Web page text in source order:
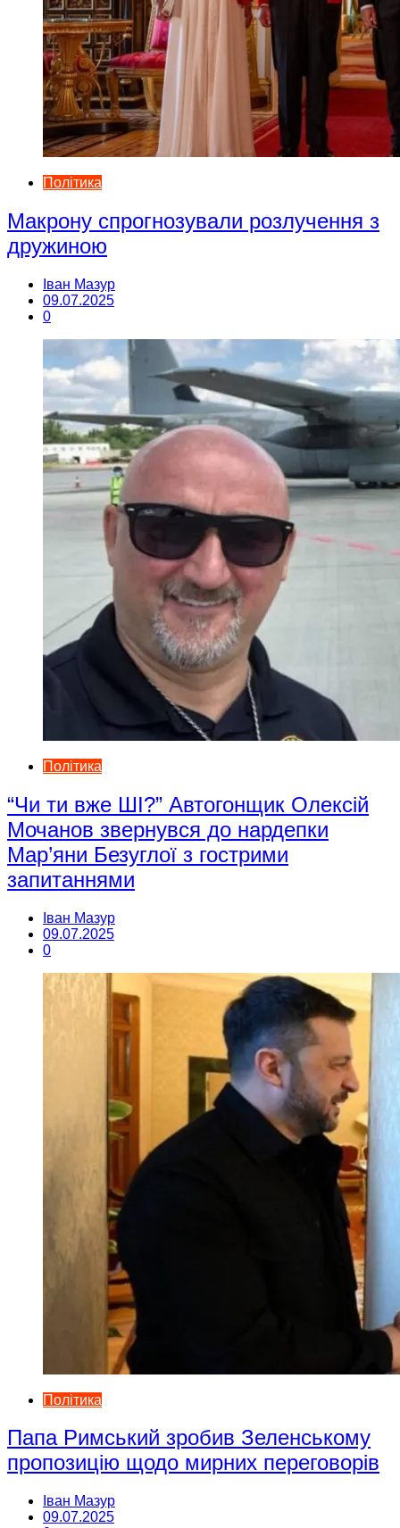
Політика
Макрону спрогнозували розлучення з
дружиною
Іван Мазур
09.07.2025
0
Політика
“Чи ти вже ШІ?” Автогонщик Олексій
Мочанов звернувся до нардепки
Мар’яни Безуглої з гострими
запитаннями
Іван Мазур
09.07.2025
0
Політика
Папа Римський зробив Зеленському
пропозицію щодо мирних переговорів
Іван Мазур
09.07.2025